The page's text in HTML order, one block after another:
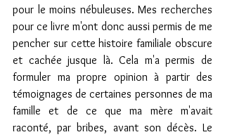
pour le moins nébuleuses. Mes recherches
pour ce livre m'ont donc aussi permis de me
pencher sur cette histoire familiale obscure
et cachée jusque là. Cela m'a permis de
formuler ma propre opinion à partir des
témoignages de certaines personnes de ma
famille et de ce que ma mère m'avait
raconté, par bribes, avant son décès. Le